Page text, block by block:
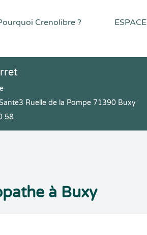
Crenolibre ? ESPACE
Ruelle de la Pompe 71390 Buxy
58
à Buxy